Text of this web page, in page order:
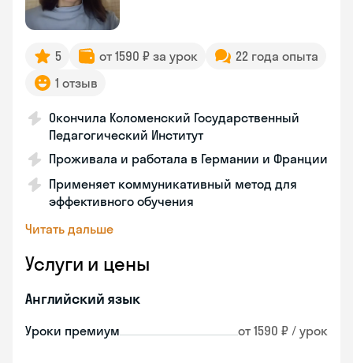
5 от 1590 ₽ за урок
22 года опыта
1 отзыв
Окончила Коломенский Государственный
Педагогический Институт
Проживала и работала в Германии и Франции
Применяет коммуникативный метод для
эффективного обучения
Читать дальше
Услуги и цены
Английский язык
Уроки премиум от 1590 ₽ / урок